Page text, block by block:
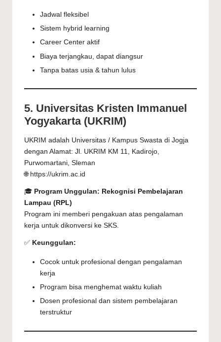
Jadwal fleksibel
Sistem hybrid learning
Career Center aktif
Biaya terjangkau, dapat diangsur
Tanpa batas usia & tahun lulus
5. Universitas Kristen Immanuel
Yogyakarta (UKRIM)
UKRIM adalah Universitas / Kampus Swasta di Jogja
dengan Alamat: Jl. UKRIM KM 11, Kadirojo,
Purwomartani, Sleman
🌐 https://ukrim.ac.id
🎓 Program Unggulan: Rekognisi Pembelajaran
Lampau (RPL)
Program ini memberi pengakuan atas pengalaman
kerja untuk dikonversi ke SKS.
✅ Keunggulan:
Cocok untuk profesional dengan pengalaman
kerja
Program bisa menghemat waktu kuliah
Dosen profesional dan sistem pembelajaran
terstruktur